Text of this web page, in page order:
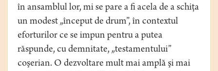
în ansamblul lor, mi se pare a fi acela de a schiţa
un modest „început de drum”, în contextul
eforturilor ce se impun pentru a putea
răspunde, cu demnitate, „testamentului”
coşerian. O dezvoltare mult mai amplă şi mai